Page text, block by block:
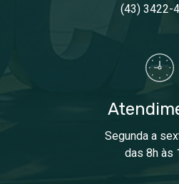
(43) 3422-
Segunda a
das 8h às